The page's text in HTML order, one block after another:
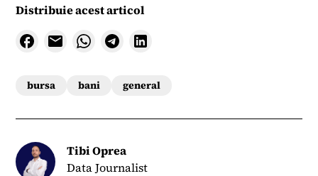
Distribuie acest articol
bursa bani general
Tibi Oprea
Data Journalist